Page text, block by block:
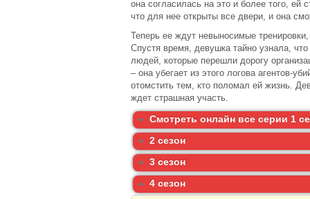
она согласилась на это и более того, ей
что для нее открыты все двери, и она
Теперь ее ждут невыносимые
Спустя время, девушка тайно узнала,
людей, которые перешли дорогу
– она убегает из этого логова агентов-
отомстить тем, кто поломал ей жизнь.
ждет страшная участь.
Смотреть онлайн все серии 1
2 сезон
3 сезон
4 сезон